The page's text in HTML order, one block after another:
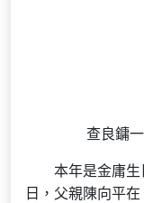
查良鏞
本年是金庸
日，父親陳向平